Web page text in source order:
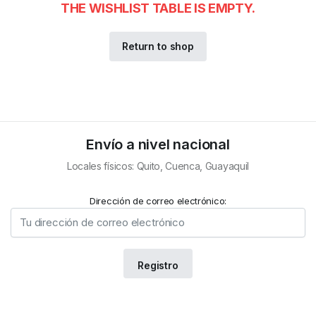
THE WISHLIST TABLE IS EMPTY.
Return to shop
Envío a nivel nacional
Locales físicos: Quito, Cuenca, Guayaquil
Dirección de correo electrónico: